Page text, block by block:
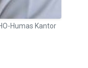
Humas Kantor